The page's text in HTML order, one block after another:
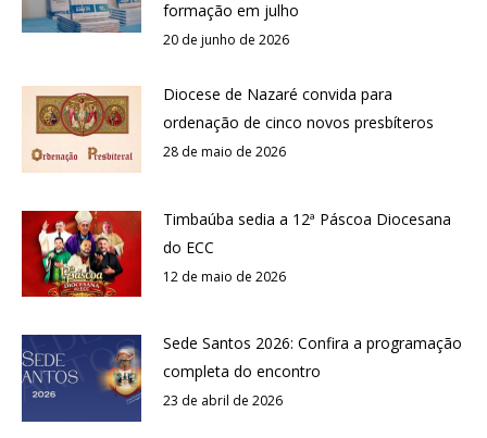
formação em julho
20 de junho de 2026
Diocese de Nazaré convida para
ordenação de cinco novos presbíteros
28 de maio de 2026
Timbaúba sedia a 12ª Páscoa Diocesana
do ECC
12 de maio de 2026
Sede Santos 2026: Confira a programação
completa do encontro
23 de abril de 2026